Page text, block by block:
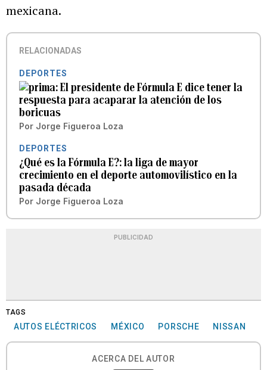
mexicana.
RELACIONADAS
DEPORTES
El presidente de Fórmula E dice tener la
respuesta para acaparar la atención de los
boricuas
Por Jorge Figueroa Loza
DEPORTES
¿Qué es la Fórmula E?: la liga de mayor
crecimiento en el deporte automovilístico en la
pasada década
Por Jorge Figueroa Loza
PUBLICIDAD
TAGS
AUTOS ELÉCTRICOS MÉXICO PORSCHE NISSAN
ACERCA DEL AUTOR